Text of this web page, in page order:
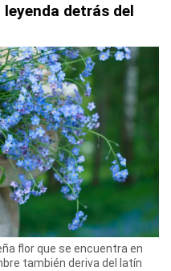
detrás del
flor que se encuentra en
también deriva del latín